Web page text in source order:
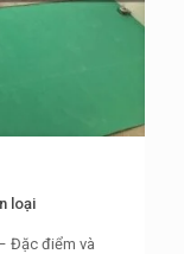
loại
Đặc điểm và